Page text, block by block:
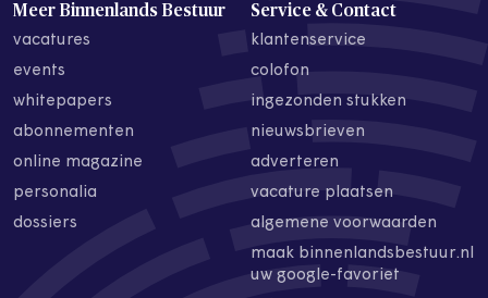
Meer Binnenlands Bestuur
vacatures
events
whitepapers
abonnementen
online magazine
personalia
dossiers
Service & Contact
klantenservice
colofon
ingezonden stukken
nieuwsbrieven
adverteren
vacature plaatsen
algemene voorwaarden
maak binnenlandsbestuur.nl
uw google-favoriet